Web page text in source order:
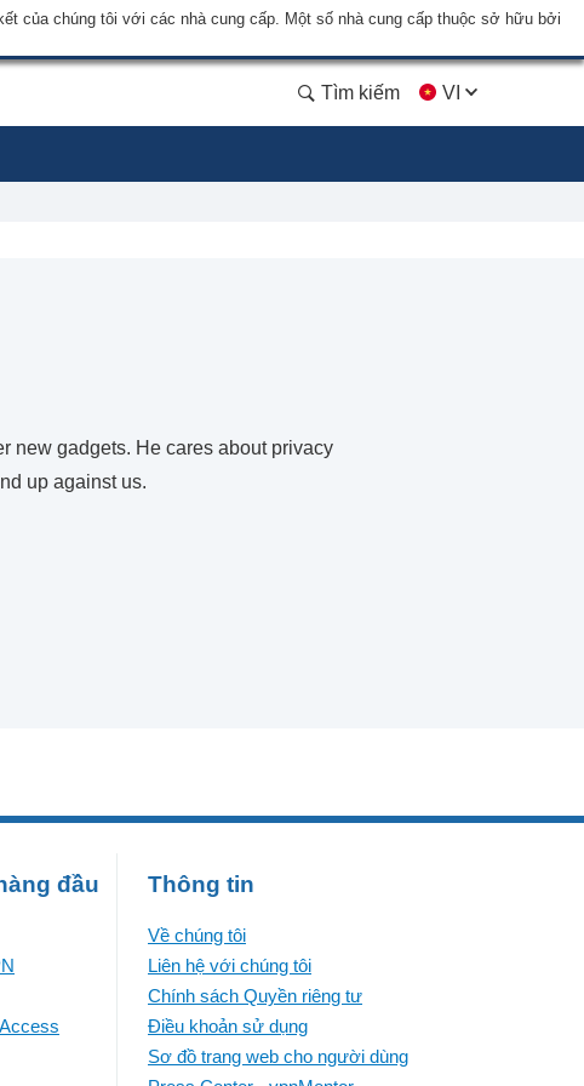
của chúng tôi với các nhà cung cấp. Một số nhà cung cấp thuộc sở hữu bởi
Tìm kiếm VI
new gadgets. He cares about privacy
up against us.
đầu Thông tin
Về chúng tôi
Liên hệ với chúng tôi
Chính sách Quyền riêng tư
Điều khoản sử dụng
Sơ đồ trang web cho người dùng